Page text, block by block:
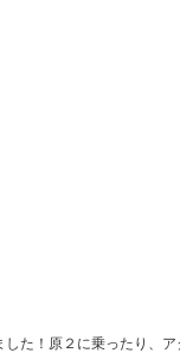
した！原２に乗ったり、